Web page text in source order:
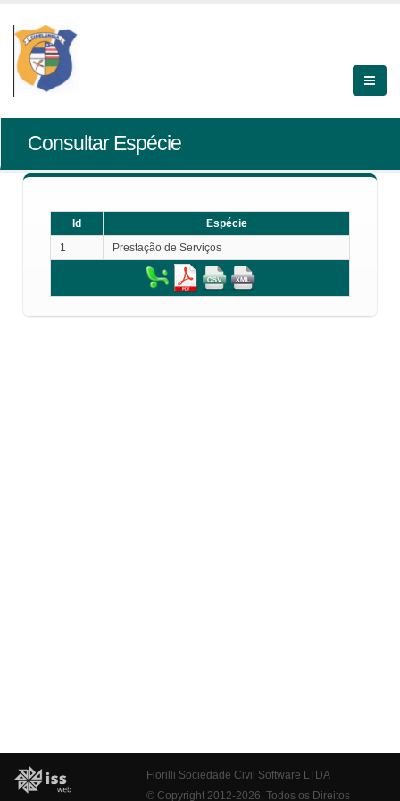
Consultar Espécie
Id
Espécie
1
Prestação de Serviços
Fiorilli Sociedade Civil Software LTDA
© Copyright 2012-2026. Todos os Direitos